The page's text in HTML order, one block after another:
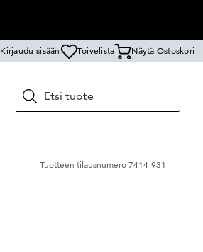
Kirjaudu sisään Toivelista Näytä Ostoskori
Hae
Tuotteen tilausnumero 7414-931